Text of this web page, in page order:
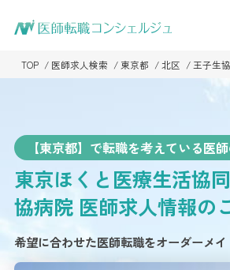
TOP 医師求人検索 東京都 北区 王子生
【東京都】で転職を考えている医
東京ほくと医療生活協
協病院 医師求人情報の
希望に合わせた医師転職をオーダーメ